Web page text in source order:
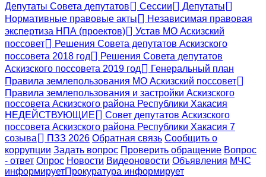
Депутаты Совета депутатов
Сессии
Депутаты
Нормативные правовые акты
Независимая правовая
экспертиза НПА (проектов)
Устав МО Аскизский
поссовет
Решения Совета депутатов Аскизского
поссовета 2018 год
Решения Совета депутатов
Аскизского поссовета 2019 год
Генеральный план
Правила землепользования МО Аскизский поссовет
Правила землепользования и застройки Аскизского
поссовета Аскизского района Республики Хакасия
НЕДЕЙСТВУЮЩИЕ
Совет депутатов Аскизского
поссовета Аскизского района Республики Хакасия 7
созыва
ПЗЗ 2026 Обратная связь Сообщить о
коррупции Задать вопрос Проверить обращение Вопрос
- ответ Опрос Новости Видеоновости Объявления МЧС
информируетПрокуратура информирует